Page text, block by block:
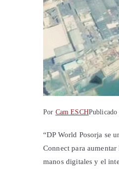
Por Cam ESCHPublicado
“DP World Posorja se
Connect para
manos digitales y el